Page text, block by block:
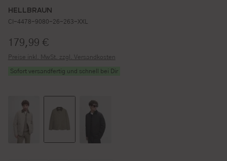
HELLBRAUN
CI-4478-9080-26-263-XXL
Regulärer Preis:
179,99 €
Preise inkl. MwSt. zzgl. Versandkosten
Sofort versandfertig und schnell bei Dir